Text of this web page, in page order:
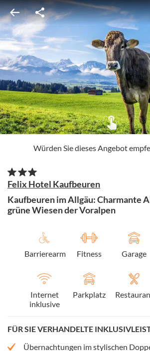
Würden Sie dieses Angebot
Felix Hotel Kaufbeuren
Kaufbeuren im Allgäu: Charmante
grüne Wiesen der Voralpen
Barrierearm Fitness Garage
Internet
inklusive
Parkplatz
FÜR SIE VERHANDELTE
Übernachtungen im stylischen